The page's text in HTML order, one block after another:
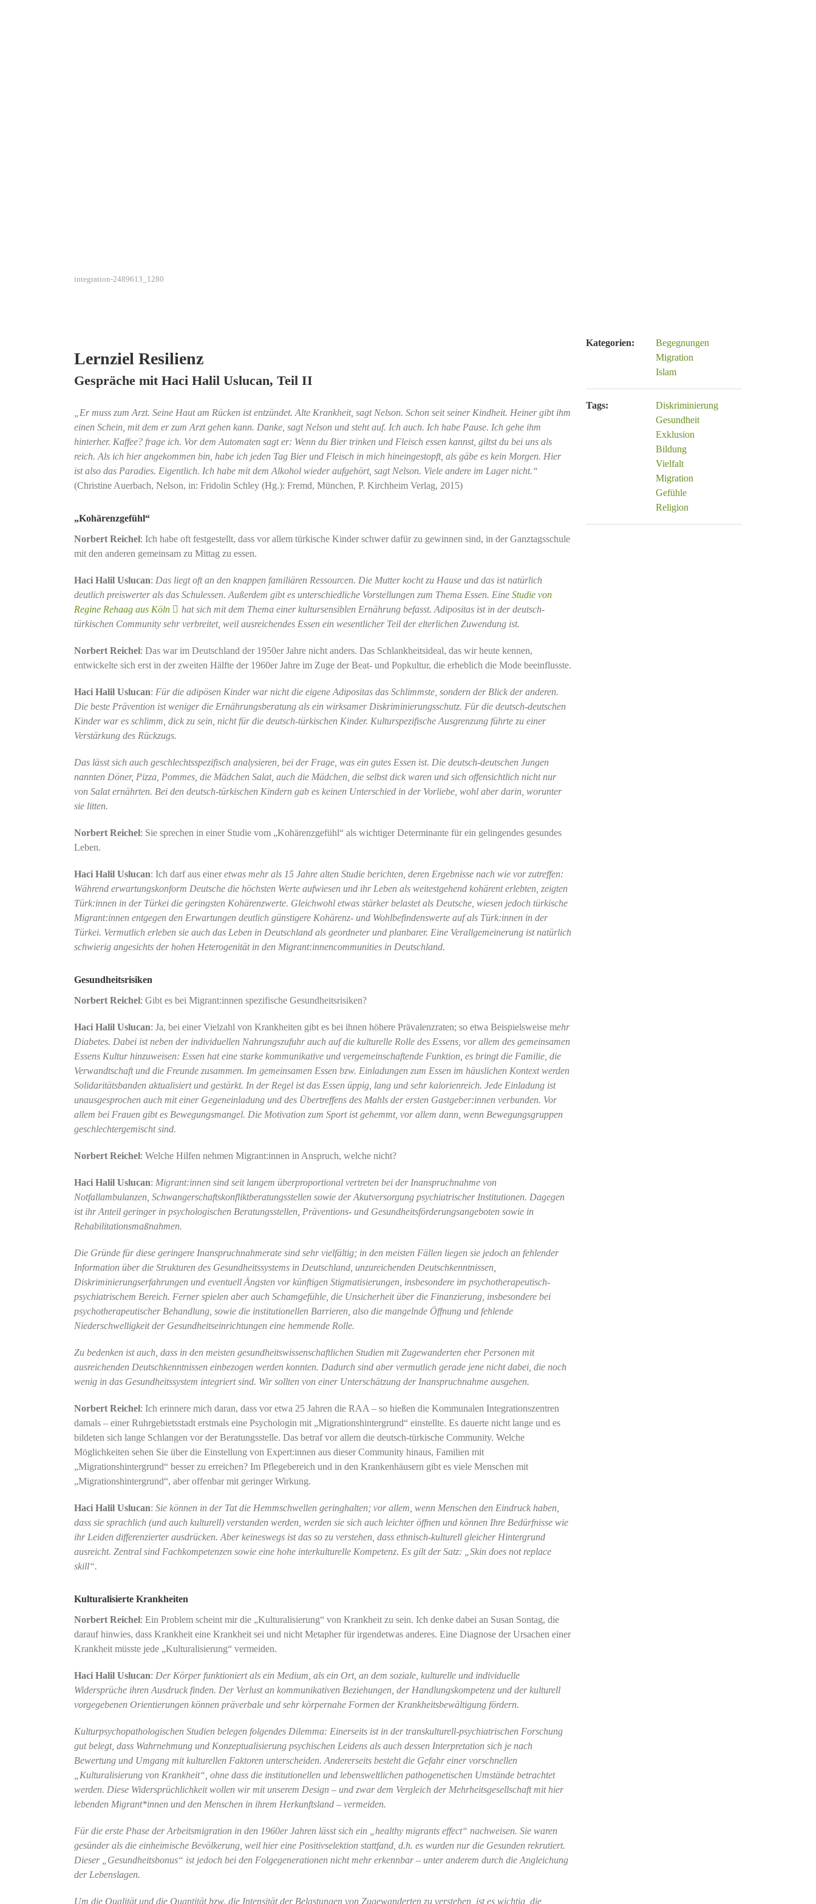
integration-2489613_1280
Lernziel Resilienz
Gespräche mit Haci Halil Uslucan, Teil II
„Er muss zum Arzt. Seine Haut am Rücken ist entzündet. Alte Krankheit, sagt Nelson. Schon seit seiner Kindheit. Heiner gibt ihm
einen Schein, mit dem er zum Arzt gehen kann. Danke, sagt Nelson und steht auf. Ich auch. Ich habe Pause. Ich gehe ihm
hinterher. Kaffee? frage ich. Vor dem Automaten sagt er: Wenn du Bier trinken und Fleisch essen kannst, giltst du bei uns als
reich. Als ich hier angekommen bin, habe ich jeden Tag Bier und Fleisch in mich hineingestopft, als gäbe es kein Morgen. Hier
ist also das Paradies. Eigentlich. Ich habe mit dem Alkohol wieder aufgehört, sagt Nelson. Viele andere im Lager nicht.“
(Christine Auerbach, Nelson, in: Fridolin Schley (Hg.): Fremd, München, P. Kirchheim Verlag, 2015)
„Kohärenzgefühl“
Norbert Reichel: Ich habe oft festgestellt, dass vor allem türkische Kinder schwer dafür zu gewinnen sind, in der Ganztagsschule
mit den anderen gemeinsam zu Mittag zu essen.
Haci Halil Uslucan: Das liegt oft an den knappen familiären Ressourcen. Die Mutter kocht zu Hause und das ist natürlich
deutlich preiswerter als das Schulessen. Außerdem gibt es unterschiedliche Vorstellungen zum Thema Essen. Eine Studie von
Regine Rehaag aus Köln
hat sich mit dem Thema einer kultursensiblen Ernährung befasst. Adipositas ist in der deutsch-
türkischen Community sehr verbreitet, weil ausreichendes Essen ein wesentlicher Teil der elterlichen Zuwendung ist.
Norbert Reichel: Das war im Deutschland der 1950er Jahre nicht anders. Das Schlankheitsideal, das wir heute kennen,
entwickelte sich erst in der zweiten Hälfte der 1960er Jahre im Zuge der Beat- und Popkultur, die erheblich die Mode beeinflusste.
Haci Halil Uslucan: Für die adipösen Kinder war nicht die eigene Adipositas das Schlimmste, sondern der Blick der anderen.
Die beste Prävention ist weniger die Ernährungsberatung als ein wirksamer Diskriminierungsschutz. Für die deutsch-deutschen
Kinder war es schlimm, dick zu sein, nicht für die deutsch-türkischen Kinder. Kulturspezifische Ausgrenzung führte zu einer
Verstärkung des Rückzugs.
Das lässt sich auch geschlechtsspezifisch analysieren, bei der Frage, was ein gutes Essen ist. Die deutsch-deutschen Jungen
nannten Döner, Pizza, Pommes, die Mädchen Salat, auch die Mädchen, die selbst dick waren und sich offensichtlich nicht nur
von Salat ernährten. Bei den deutsch-türkischen Kindern gab es keinen Unterschied in der Vorliebe, wohl aber darin, worunter
sie litten.
Norbert Reichel: Sie sprechen in einer Studie vom „Kohärenzgefühl“ als wichtiger Determinante für ein gelingendes gesundes
Leben.
Haci Halil Uslucan: Ich darf aus eineretwas mehr als 15 Jahre alten Studie berichten, deren Ergebnisse nach wie vor zutreffen:
Während erwartungskonform Deutsche die höchsten Werte aufwiesen und ihr Leben als weitestgehend kohärent erlebten, zeigten
Türk:innen in der Türkei die geringsten Kohärenzwerte. Gleichwohl etwas stärker belastet als Deutsche, wiesen jedoch türkische
Migrant:innen entgegen den Erwartungen deutlich günstigere Kohärenz- und Wohlbefindenswerte auf als Türk:innen in der
Türkei. Vermutlich erleben sie auch das Leben in Deutschland als geordneter und planbarer. Eine Verallgemeinerung ist natürlich
schwierig angesichts der hohen Heterogenität in den Migrant:innencommunities in Deutschland.
Gesundheitsrisiken
Norbert Reichel: Gibt es bei Migrant:innen spezifische Gesundheitsrisiken?
Haci Halil Uslucan: Ja, bei einer Vielzahl von Krankheiten gibt es bei ihnen höhere Prävalenzraten; so etwa Beispielsweise mehr
Diabetes. Dabei ist neben der individuellen Nahrungszufuhr auch auf die kulturelle Rolle des Essens, vor allem des gemeinsamen
Essens Kultur hinzuweisen: Essen hat eine starke kommunikative und vergemeinschaftende Funktion, es bringt die Familie, die
Verwandtschaft und die Freunde zusammen. Im gemeinsamen Essen bzw. Einladungen zum Essen im häuslichen Kontext werden
Solidaritätsbanden aktualisiert und gestärkt. In der Regel ist das Essen üppig, lang und sehr kalorienreich. Jede Einladung ist
unausgesprochen auch mit einer Gegeneinladung und des Übertreffens des Mahls der ersten Gastgeber:innen verbunden. Vor
allem bei Frauen gibt es Bewegungsmangel. Die Motivation zum Sport ist gehemmt, vor allem dann, wenn Bewegungsgruppen
geschlechtergemischt sind.
Norbert Reichel: Welche Hilfen nehmen Migrant:innen in Anspruch, welche nicht?
Haci Halil Uslucan: Migrant:innen sind seit langem überproportional vertreten bei der Inanspruchnahme von
Notfallambulanzen, Schwangerschaftskonfliktberatungsstellen sowie der Akutversorgung psychiatrischer Institutionen. Dagegen
ist ihr Anteil geringer in psychologischen Beratungsstellen, Präventions- und Gesundheitsförderungsangeboten sowie in
Rehabilitationsmaßnahmen.
Die Gründe für diese geringere Inanspruchnahmerate sind sehr vielfältig; in den meisten Fällen liegen sie jedoch an fehlender
Information über die Strukturen des Gesundheitssystems in Deutschland, unzureichenden Deutschkenntnissen,
Diskriminierungserfahrungen und eventuell Ängsten vor künftigen Stigmatisierungen, insbesondere im psychotherapeutisch-
psychiatrischem Bereich. Ferner spielen aber auch Schamgefühle, die Unsicherheit über die Finanzierung, insbesondere bei
psychotherapeutischer Behandlung, sowie die institutionellen Barrieren, also die mangelnde Öffnung und fehlende
Niederschwelligkeit der Gesundheitseinrichtungen eine hemmende Rolle.
Zu bedenken ist auch, dass in den meisten gesundheitswissenschaftlichen Studien mit Zugewanderten eher Personen mit
ausreichenden Deutschkenntnissen einbezogen werden konnten. Dadurch sind aber vermutlich gerade jene nicht dabei, die noch
wenig in das Gesundheitssystem integriert sind. Wir sollten von einer Unterschätzung der Inanspruchnahme ausgehen.
Norbert Reichel: Ich erinnere mich daran, dass vor etwa 25 Jahren die RAA – so hießen die Kommunalen Integrationszentren
damals – einer Ruhrgebietsstadt erstmals eine Psychologin mit „Migrationshintergrund“ einstellte. Es dauerte nicht lange und es
bildeten sich lange Schlangen vor der Beratungsstelle. Das betraf vor allem die deutsch-türkische Community. Welche
Möglichkeiten sehen Sie über die Einstellung von Expert:innen aus dieser Community hinaus, Familien mit
„Migrationshintergrund“ besser zu erreichen? Im Pflegebereich und in den Krankenhäusern gibt es viele Menschen mit
„Migrationshintergrund“, aber offenbar mit geringer Wirkung.
Haci Halil Uslucan: Sie können in der Tat die Hemmschwellen geringhalten; vor allem, wenn Menschen den Eindruck haben,
dass sie sprachlich (und auch kulturell) verstanden werden, werden sie sich auch leichter öffnen und können Ihre Bedürfnisse wie
ihr Leiden differenzierter ausdrücken. Aber keineswegs ist das so zu verstehen, dass ethnisch-kulturell gleicher Hintergrund
ausreicht. Zentral sind Fachkompetenzen sowie eine hohe interkulturelle Kompetenz. Es gilt der Satz: „Skin does not replace
skill“.
Kulturalisierte Krankheiten
Norbert Reichel: Ein Problem scheint mir die „Kulturalisierung“ von Krankheit zu sein. Ich denke dabei an Susan Sontag, die
darauf hinwies, dass Krankheit eine Krankheit sei und nicht Metapher für irgendetwas anderes. Eine Diagnose der Ursachen einer
Krankheit müsste jede „Kulturalisierung“ vermeiden.
Haci Halil Uslucan: Der Körper funktioniert als ein Medium, als ein Ort, an dem soziale, kulturelle und individuelle
Widersprüche ihren Ausdruck finden. Der Verlust an kommunikativen Beziehungen, der Handlungskompetenz und der kulturell
vorgegebenen Orientierungen können präverbale und sehr körpernahe Formen der Krankheitsbewältigung fördern.
Kulturpsychopathologischen Studien belegen folgendes Dilemma: Einerseits ist in der transkulturell-psychiatrischen Forschung
gut belegt, dass Wahrnehmung und Konzeptualisierung psychischen Leidens als auch dessen Interpretation sich je nach
Bewertung und Umgang mit kulturellen Faktoren unterscheiden. Andererseits besteht die Gefahr einer vorschnellen
„Kulturalisierung von Krankheit“, ohne dass die institutionellen und lebensweltlichen pathogenetischen Umstände betrachtet
werden. Diese Widersprüchlichkeit wollen wir mit unserem Design – und zwar dem Vergleich der Mehrheitsgesellschaft mit hier
lebenden Migrant*innen und den Menschen in ihrem Herkunftsland – vermeiden.
Für die erste Phase der Arbeitsmigration in den 1960er Jahren lässt sich ein „healthy migrants effect“ nachweisen. Sie waren
gesünder als die einheimische Bevölkerung, weil hier eine Positivselektion stattfand, d.h. es wurden nur die Gesunden rekrutiert.
Dieser „Gesundheitsbonus“ ist jedoch bei den Folgegenerationen nicht mehr erkennbar – unter anderem durch die Angleichung
der Lebenslagen.
Um die Qualität und die Quantität bzw. die Intensität der Belastungen von Zugewanderten zu verstehen, ist es wichtig, die
Kategorien:
Begegnungen
Migration
Islam
Tags:
Diskriminierung
Gesundheit
Exklusion
Bildung
Vielfalt
Migration
Gefühle
Religion